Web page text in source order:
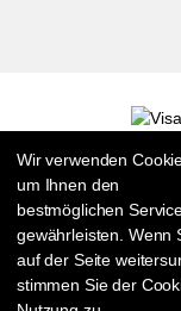
Wir verwenden
um Ihnen den
bestmöglichen
gewährleisten. Wenn
auf der Seite
stimmen Sie der
* Alle